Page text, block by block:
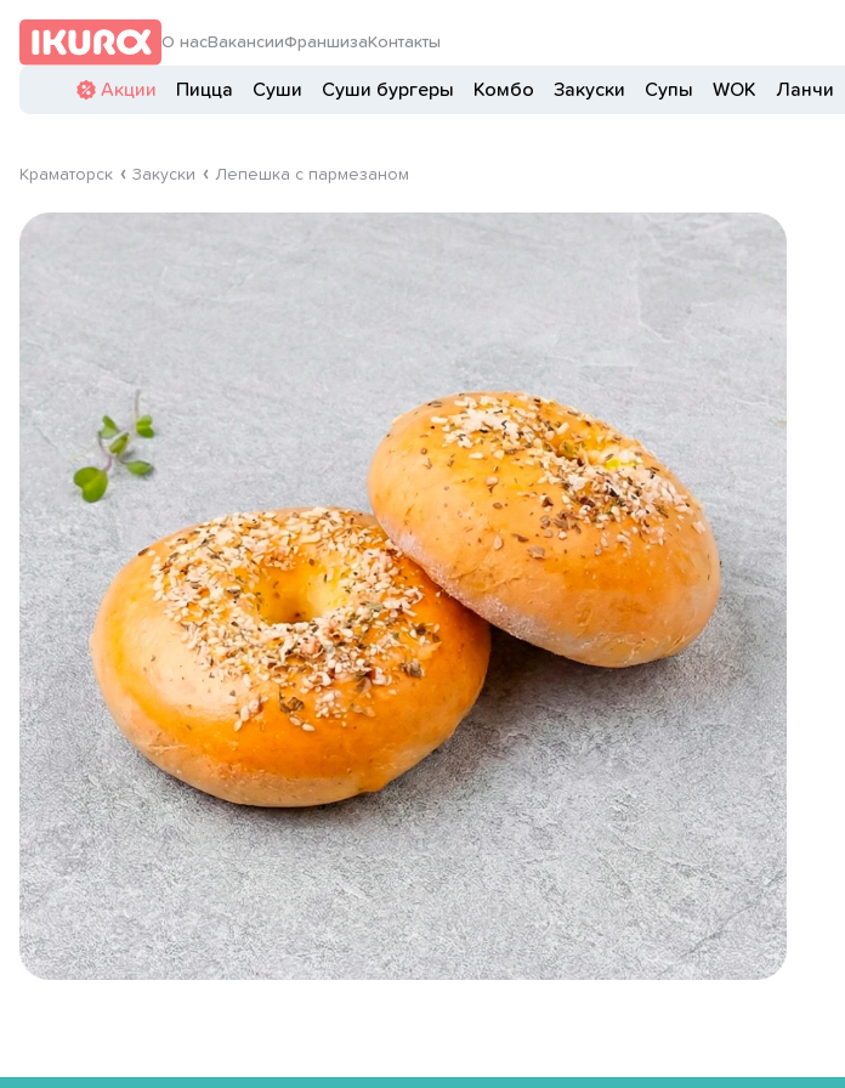
О насВакансииФраншиза Контакты
Акции Пицца Суши Суши бургеры Комбо Закуски Супы WOK Ланчи
Краматорск Закуски Лепешка с пармезаном